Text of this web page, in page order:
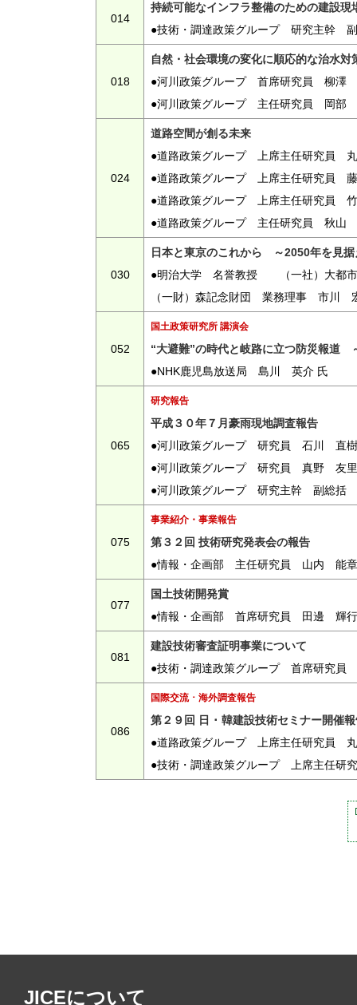
014
持続可能なインフラ整備のための建設現
●技術・調達政策グループ 研究主幹
018
自然・社会環境の変化に順応的な治水対
●河川政策グループ 首席研究員 柳澤
●河川政策グループ 主任研究員 岡部
024
道路空間が創る未来
●道路政策グループ 上席主任研究員
●道路政策グループ 上席主任研究員
●道路政策グループ 上席主任研究員
●道路政策グループ 主任研究員 秋山
030
日本と東京のこれから ～2050年を見
●明治大学 名誉教授 （一社）大都
（一財）森記念財団 業務理事 市川
052
国土政策研究所 講演会
“大避難”の時代と岐路に立つ防災報道
●NHK鹿児島放送局 島川 英介 氏
065
研究報告
平成３０年７月豪雨現地調査報告
●河川政策グループ 研究員 石川 直樹
●河川政策グループ 研究員 真野 友
●河川政策グループ 研究主幹 副総
075
事業紹介・事業報告
第３２回 技術研究発表会の報告
●情報・企画部 主任研究員 山内 能章
077
国土技術開発賞
●情報・企画部 首席研究員 田邊 輝行
081
建設技術審査証明事業について
●技術・調達政策グループ 首席研究
086
国際交流 ･ 海外調査報告
第２９回 日 ･ 韓建設技術セミナー開催
●道路政策グループ 上席主任研究員
●技術・調達政策グループ 上席主任
JICEについて